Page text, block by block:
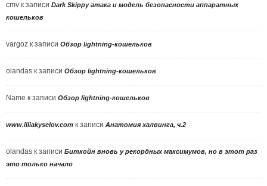
cmv к записи Dark Skippy атака и модель безопасности аппаратных
кошельков
vargoz к записи Обзор lightning-кошельков
olandas к записи Обзор lightning-кошельков
Name к записи Обзор lightning-кошельков
www.illiakyselov.com к записи Анатомия халвинга, ч.2
olandas к записи Биткойн вновь у рекордных максимумов, но в этот раз
это только начало